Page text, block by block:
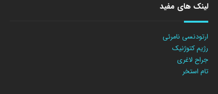
لینک های مفید
ارتودنسی نامرئی
رژیم کتوژنیک
جراح لاغری
تام استخر